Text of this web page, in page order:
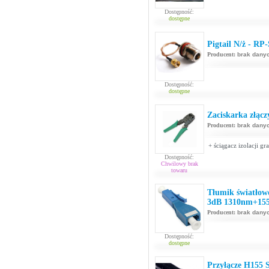
Dostępność:
dostępne
Dostępność:
dostępne
Pigtail N/ż -
Producent: brak
Dostępność:
Chwilowy brak
towaru
Zaciskarka
Producent: brak
+ ściągacz izolacji
Dostępność:
dostępne
Tłumik
3dB
Producent: brak
Przyłącze